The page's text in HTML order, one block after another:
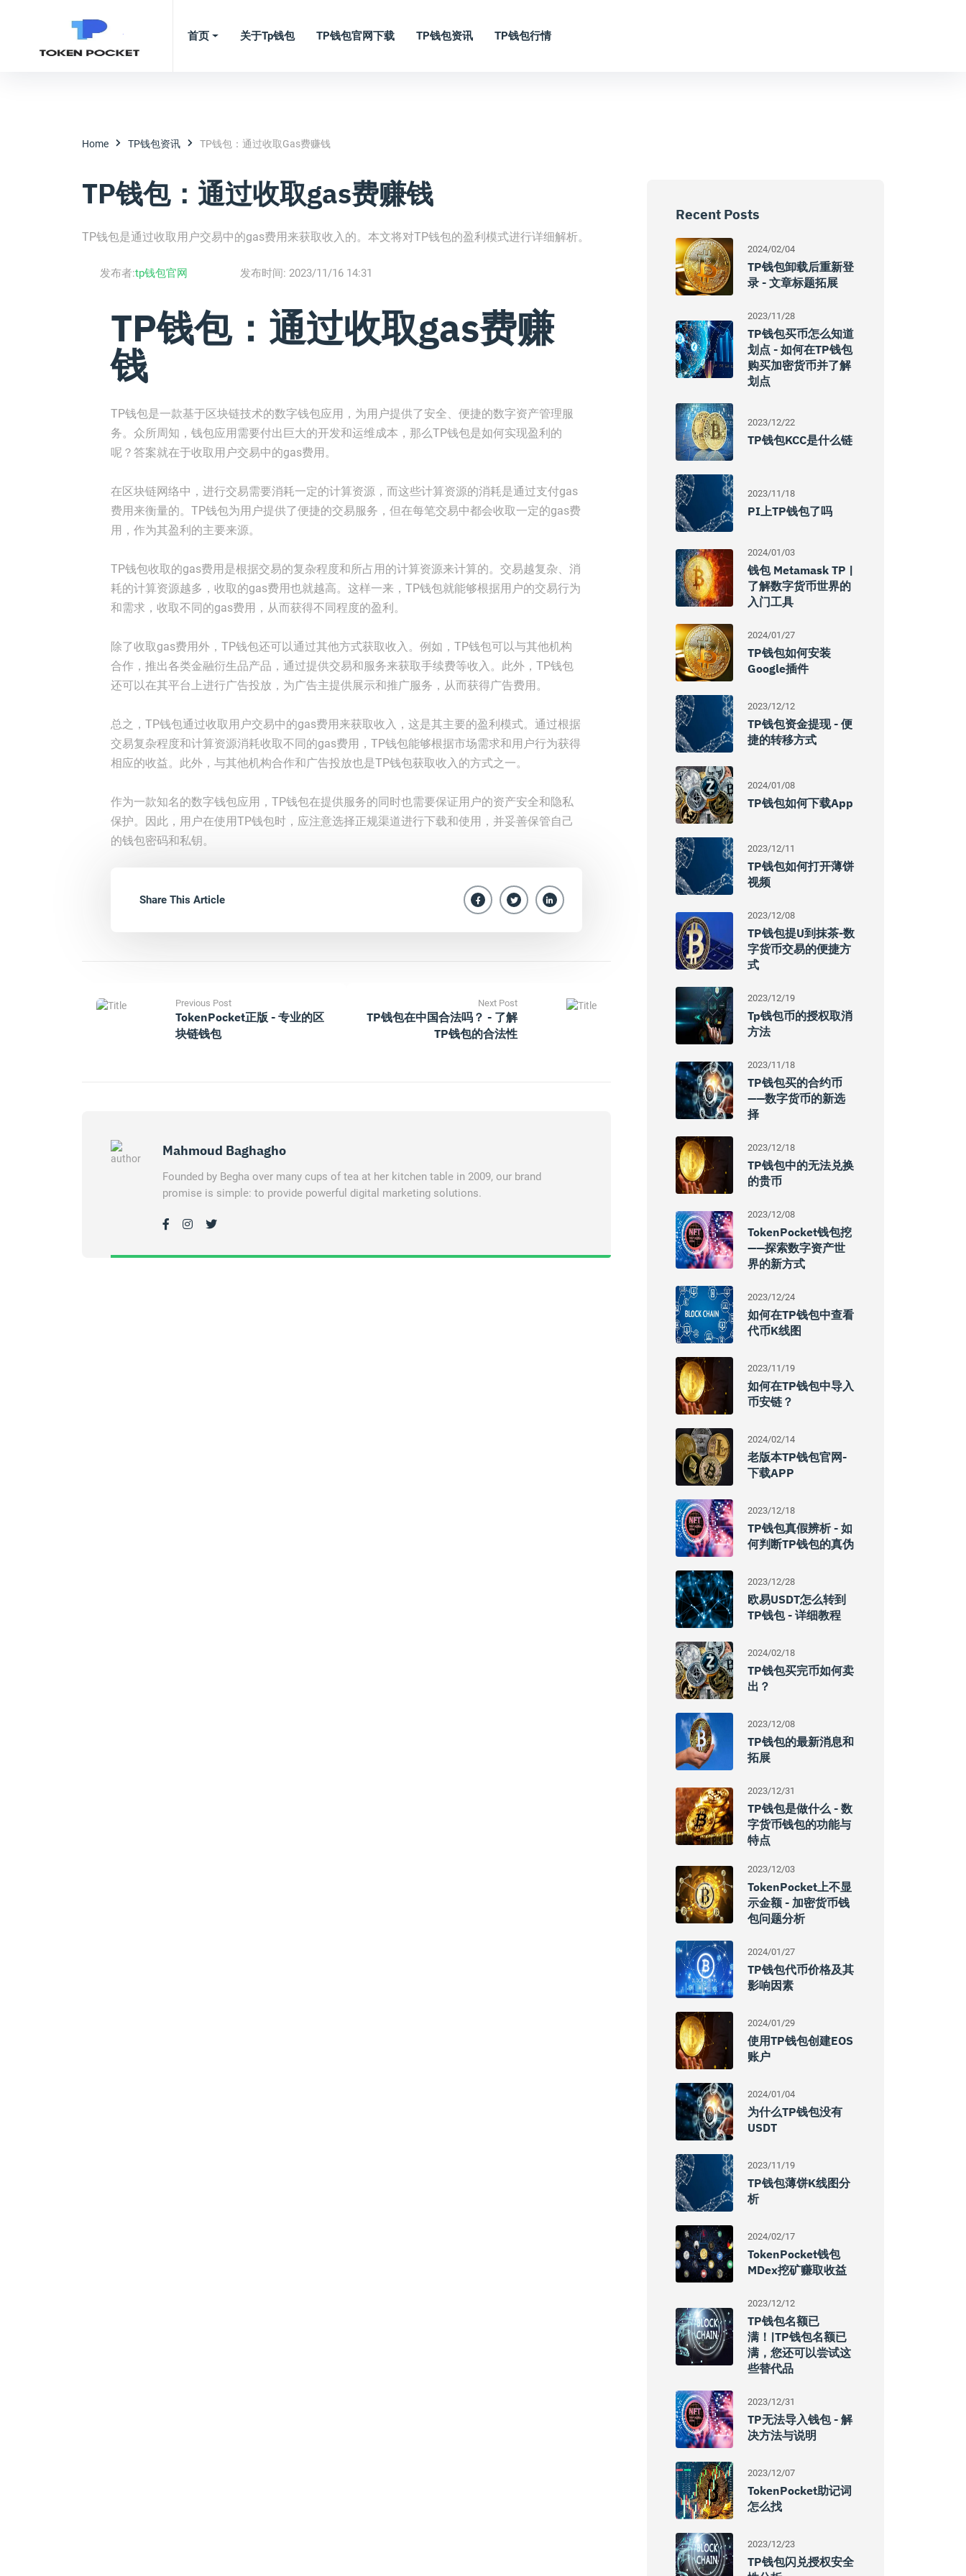
首页 关于tp钱包 TP钱包官网下载 TP钱包资讯 TP钱包行情
Home TP钱包资讯 TP钱包：通过收取gas费赚钱
TP钱包：通过收取gas费赚钱
TP钱包是通过收取用户交易中的gas费用来获取收入的。本文将对TP钱包的盈利模式进行详细解析。
发布者:tp钱包官网 发布时间: 2023/11/16 14:31
TP钱包：通过收取gas费赚
钱
TP钱包是一款基于区块链技术的数字钱包应用，为用户提供了安全、便捷的数字资产管理服
务。众所周知，钱包应用需要付出巨大的开发和运维成本，那么TP钱包是如何实现盈利的
呢？答案就在于收取用户交易中的gas费用。
在区块链网络中，进行交易需要消耗一定的计算资源，而这些计算资源的消耗是通过支付gas
费用来衡量的。TP钱包为用户提供了便捷的交易服务，但在每笔交易中都会收取一定的gas费
用，作为其盈利的主要来源。
TP钱包收取的gas费用是根据交易的复杂程度和所占用的计算资源来计算的。交易越复杂、消
耗的计算资源越多，收取的gas费用也就越高。这样一来，TP钱包就能够根据用户的交易行为
和需求，收取不同的gas费用，从而获得不同程度的盈利。
除了收取gas费用外，TP钱包还可以通过其他方式获取收入。例如，TP钱包可以与其他机构
合作，推出各类金融衍生品产品，通过提供交易和服务来获取手续费等收入。此外，TP钱包
还可以在其平台上进行广告投放，为广告主提供展示和推广服务，从而获得广告费用。
总之，TP钱包通过收取用户交易中的gas费用来获取收入，这是其主要的盈利模式。通过根据
交易复杂程度和计算资源消耗收取不同的gas费用，TP钱包能够根据市场需求和用户行为获得
相应的收益。此外，与其他机构合作和广告投放也是TP钱包获取收入的方式之一。
作为一款知名的数字钱包应用，TP钱包在提供服务的同时也需要保证用户的资产安全和隐私
保护。因此，用户在使用TP钱包时，应注意选择正规渠道进行下载和使用，并妥善保管自己
的钱包密码和私钥。
Share This Article
Previous Post
TokenPocket正版 - 专业的区
块链钱包
Next Post
TP钱包在中国合法吗？ - 了解
TP钱包的合法性
Mahmoud Baghagho
Founded by Begha over many cups of tea at her kitchen table in 2009, our brand
promise is simple: to provide powerful digital marketing solutions.
Recent Posts
2024/02/04
TP钱包卸载后重新登
录 - 文章标题拓展
2023/11/28
TP钱包买币怎么知道
划点 - 如何在TP钱包
购买加密货币并了解
划点
2023/12/22
TP钱包KCC是什么链
2023/11/18
PI上TP钱包了吗
2024/01/03
钱包 Metamask TP |
了解数字货币世界的
入门工具
2024/01/27
TP钱包如何安装
Google插件
2023/12/12
TP钱包资金提现 - 便
捷的转移方式
2024/01/08
TP钱包如何下载App
2023/12/11
TP钱包如何打开薄饼
视频
2023/12/08
TP钱包提U到抹茶-数
字货币交易的便捷方
式
2023/12/19
Tp钱包币的授权取消
方法
2023/11/18
TP钱包买的合约币
——数字货币的新选
择
2023/12/18
TP钱包中的无法兑换
的贵币
2023/12/08
TokenPocket钱包挖
——探索数字资产世
界的新方式
2023/12/24
如何在TP钱包中查看
代币K线图
2023/11/19
如何在TP钱包中导入
币安链？
2024/02/14
老版本TP钱包官网-
下载APP
2023/12/18
TP钱包真假辨析 - 如
何判断TP钱包的真伪
2023/12/28
欧易USDT怎么转到
TP钱包 - 详细教程
2024/02/18
TP钱包买完币如何卖
出？
2023/12/08
TP钱包的最新消息和
拓展
2023/12/31
TP钱包是做什么 - 数
字货币钱包的功能与
特点
2023/12/03
TokenPocket上不显
示金额 - 加密货币钱
包问题分析
2024/01/27
TP钱包代币价格及其
影响因素
2024/01/29
使用TP钱包创建EOS
账户
2024/01/04
为什么TP钱包没有
USDT
2023/11/19
TP钱包薄饼K线图分
析
2024/02/17
TokenPocket钱包
MDex挖矿赚取收益
2023/12/12
TP钱包名额已
满！|TP钱包名额已
满，您还可以尝试这
些替代品
2023/12/31
TP无法导入钱包 - 解
决方法与说明
2023/12/07
TokenPocket助记词
怎么找
2023/12/23
TP钱包闪兑授权安全